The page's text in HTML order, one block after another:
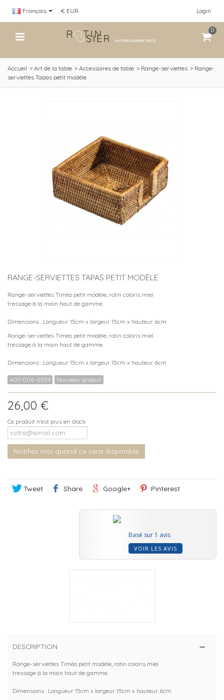
Français Login
€ EUR
0
Accueil > Art de la table > Accessoires de table > Range-serviettes > Range-
serviettes Tapas petit modèle
RANGE-SERVIETTES TAPAS PETIT MODÈLE
Range-serviettes Timéo petit modèle, rotin coloris miel
tressage à la main haut de gamme.
Dimensions : Longueur 15cm x largeur 15cm x hauteur 6cm
Range-serviettes Timéo petit modèle, rotin coloris miel
tressage à la main haut de gamme.
Dimensions : Longueur 15cm x largeur 15cm x hauteur 6cm
A07-006-0554 Nouveau produit
26,00 €
Ce produit n'est plus en stock
Notifiez moi quand ce sera disponible
Tweet Share Google+ Pinterest
Basé sur 1 avis
VOIR LES AVIS
DESCRIPTION
Range-serviettes Timéo petit modèle, rotin coloris miel
tressage à la main haut de gamme.
Dimensions : Longueur 15cm x largeur 15cm x hauteur 6cm